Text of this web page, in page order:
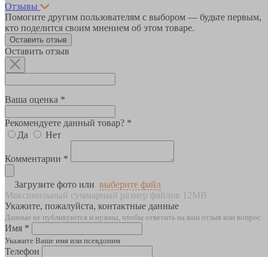
Отзывы
Помогите другим пользователям с выбором — будьте первым,
кто поделится своим мнением об этом товаре.
Оставить отзыв
Оставить отзыв
Ваша оценка *
Рекомендуете данный товар? *
Да
Нет
Комментарии *
Загрузите фото или выберите файл
Максимальный суммарный размер файлов 12MB
Укажите, пожалуйста, контактные данные
Данные не публикуются и нужны, чтобы ответить на ваш отзыв или вопрос
Имя *
Укажите Ваше имя или псевдоним
Телефон